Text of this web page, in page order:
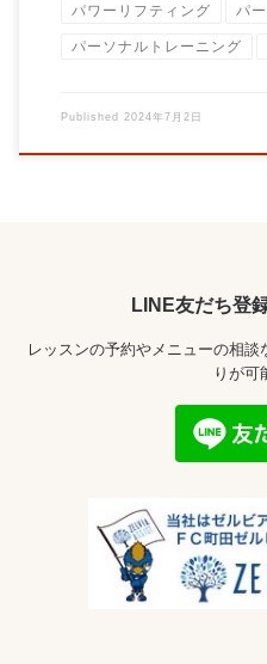
パワーリフティング パ
パーソナルトレーニング
Published 2024年7月2日
LINE友だち登
レッスンの予約やメニューの相
りが可